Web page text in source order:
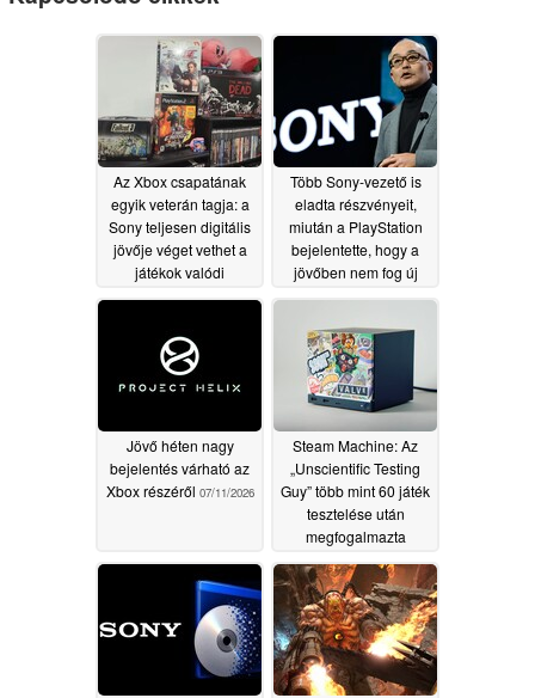
Az Xbox csapatának
egyik veterán tagja: a
Sony teljesen digitális
jövője véget vethet a
játékok valódi
Több Sony-vezető is
eladta részvényeit,
miután a PlayStation
bejelentette, hogy a
jövőben nem fog új
07/11/2026
Jövő héten nagy
bejelentés várható az
Xbox részéről 07/11/2026
Steam Machine: Az
„Unscientific Testing
Guy” több mint 60 játék
tesztelése után
megfogalmazta
07/10/2026